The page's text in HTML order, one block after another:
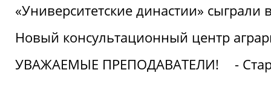
«Университетские династии»
Новый консультационный центр
УВАЖАЕМЫЕ ПРЕПОДАВАТЕЛИ!
-